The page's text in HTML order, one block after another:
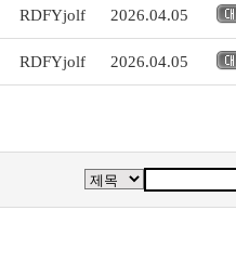
RDFYjolf 2026.04.05
RDFYjolf 2026.04.05